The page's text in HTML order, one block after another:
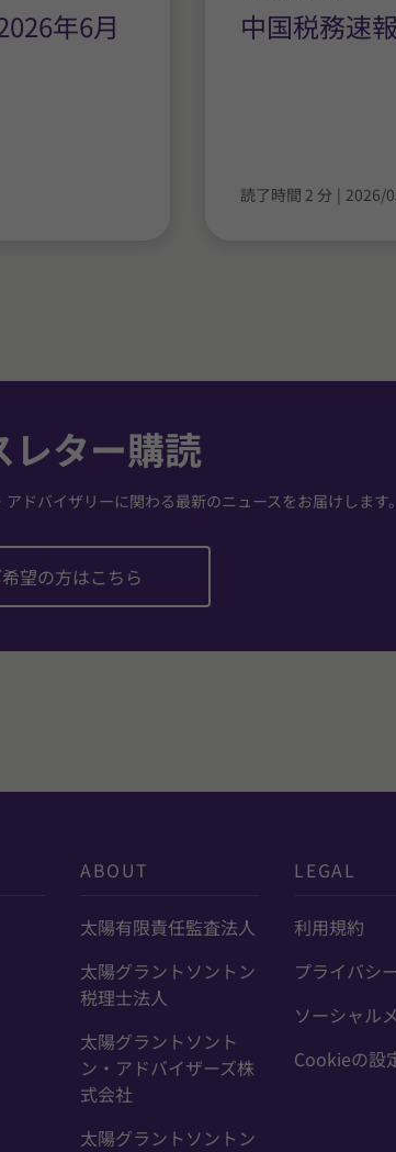
年6月 中国税務速
読了時間 2 分 | 2026/
レター購読
ドバイザリーに関わる最新のニュースをお届けします。
望の方はこちら
ABOUT
太陽有限責任監査法人
太陽グラントソントン
税理士法人
太陽グラントソント
ン・アドバイザーズ株
式会社
太陽グラントソントン
LEGAL
利用規約
プライバシ
ソーシャル
Cookieの設